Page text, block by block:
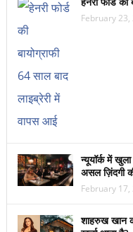
February
न्यूयॉर्क में
असल ज़िंदगी
February
शाहरुख खान